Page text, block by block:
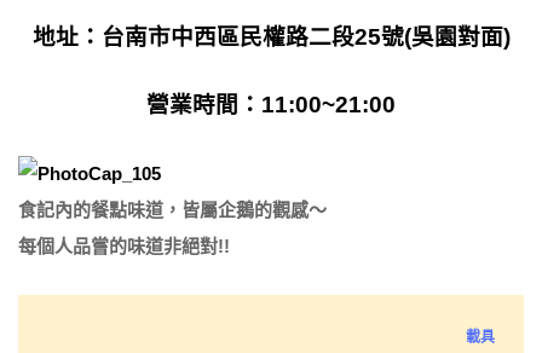
地址： 台南市中西區民權路二段25號(吳園對面)
營業時間：11:00~21:00
食記內的餐點味道，皆屬企鵝的觀感～
每個人品嘗的味道非絕對!!
載具